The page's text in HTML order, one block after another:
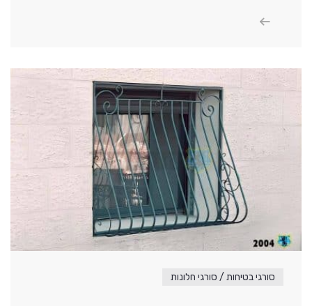
סורגי בטיחות / סורגי חלונות